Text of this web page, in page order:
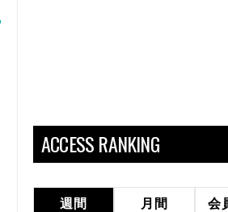
ACCESS RANKING
週間 月間 会